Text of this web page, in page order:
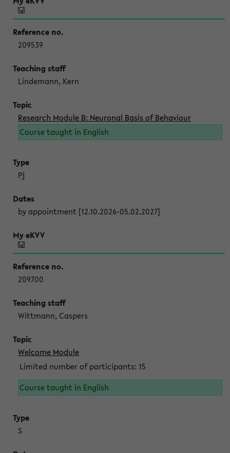
209539
Lindemann, Kern
Research Module B: Neuronal Basis of Behaviour
Course taught in English
Pj
by appointment [12.10.2026-05.02.2027]
209700
Wittmann, Caspers
Welcome Module
Limited number of participants: 15
Course taught in English
S